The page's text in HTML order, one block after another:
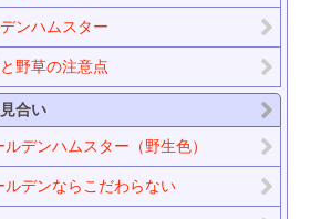
ンハムスター
野草の注意点
合い
デンハムスター（野生色）
デンならこだわらない